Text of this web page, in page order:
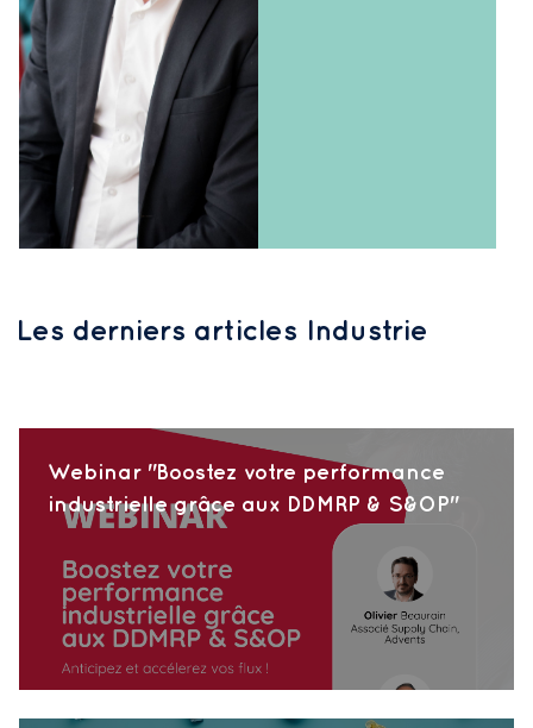
Les derniers articles Industrie
Webinar "Boostez votre performance
industrielle grâce aux DDMRP & S&OP"